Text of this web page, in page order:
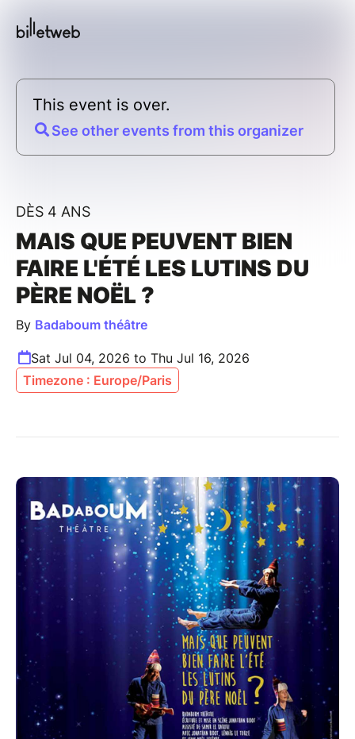
This event is over.
See other events from this organizer
DÈS 4 ANS
MAIS QUE PEUVENT BIEN
FAIRE L'ÉTÉ LES LUTINS DU
PÈRE NOËL ?
By Badaboum théâtre
Sat Jul 04, 2026 to Thu Jul 16, 2026
Timezone : Europe/Paris